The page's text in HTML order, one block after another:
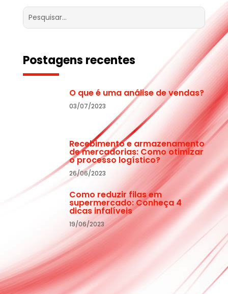
Postagens recentes
O que é uma análise de vendas?
03/07/2023
Recebimento e armazenamento
de mercadorias: Como otimizar
o processo logístico?
26/06/2023
Como reduzir filas em
supermercado: Conheça 4
dicas infalíveis
19/06/2023